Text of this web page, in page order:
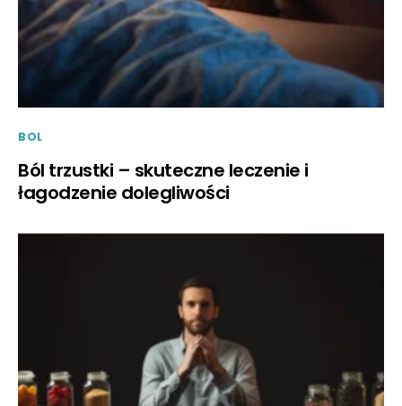
BOL
Ból trzustki – skuteczne leczenie i
łagodzenie dolegliwości